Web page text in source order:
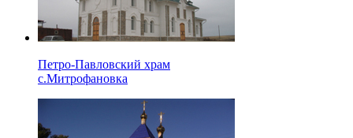
Петро-Павловский храм
с.Митрофановка